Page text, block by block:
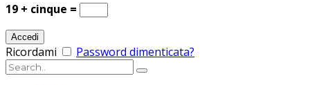
19 + cinque =
Ricordami Password dimenticata?